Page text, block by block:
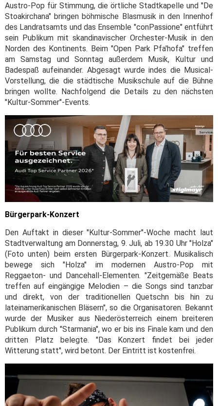
Austro-Pop für Stimmung, die örtliche Stadtkapelle und "De
Stoakirchana" bringen böhmische Blasmusik in den Innenhof
des Landratsamts und das Ensemble "conPassione" entführt
sein Publikum mit skandinavischer Orchester-Musik in den
Norden des Kontinents. Beim "Open Park Pfa'hofa" treffen
am Samstag und Sonntag außerdem Musik, Kultur und
Badespaß aufeinander. Abgesagt wurde indes die Musical-
Vorstellung, die die städtische Musikschule auf die Bühne
bringen wollte. Nachfolgend die Details zu den nächsten
"Kultur-Sommer"-Events.
Bürgerpark-Konzert
Den Auftakt in dieser "Kultur-Sommer"-Woche macht laut
Stadtverwaltung am Donnerstag, 9. Juli, ab 19.30 Uhr "Holza"
(Foto unten) beim ersten Bürgerpark-Konzert. Musikalisch
bewege sich "Holza" im modernen Austro-Pop mit
Reggaeton- und Dancehall-Elementen. "Zeitgemäße Beats
treffen auf eingängige Melodien – die Songs sind tanzbar
und direkt, von der traditionellen Quetschn bis hin zu
lateinamerikanischen Bläsern", so die Organisatoren. Bekannt
wurde der Musiker aus Niederösterreich einem breiteren
Publikum durch "Starmania", wo er bis ins Finale kam und den
dritten Platz belegte. "Das Konzert findet bei jeder
Witterung statt", wird betont. Der Eintritt ist kostenfrei.